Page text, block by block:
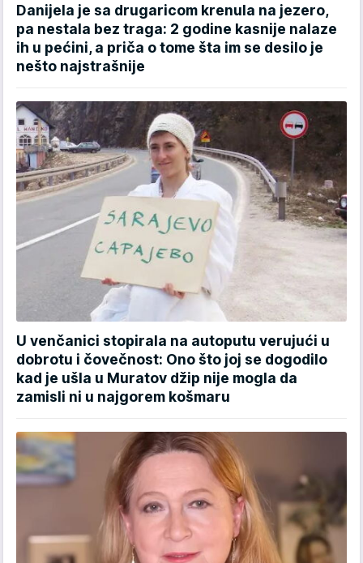
Danijela je sa drugaricom krenula na jezero,
pa nestala bez traga: 2 godine kasnije nalaze
ih u pećini, a priča o tome šta im se desilo je
nešto najstrašnije
U venčanici stopirala na autoputu verujući u
dobrotu i čovečnost: Ono što joj se dogodilo
kad je ušla u Muratov džip nije mogla da
zamisli ni u najgorem košmaru